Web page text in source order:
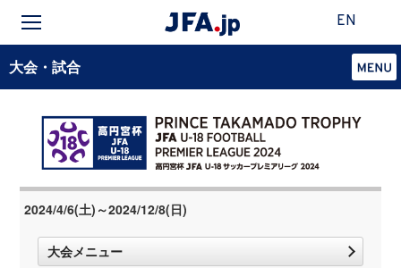
EN
大会・試合
2024/4/6(土)～2024/12/8(日)
大会メニュー